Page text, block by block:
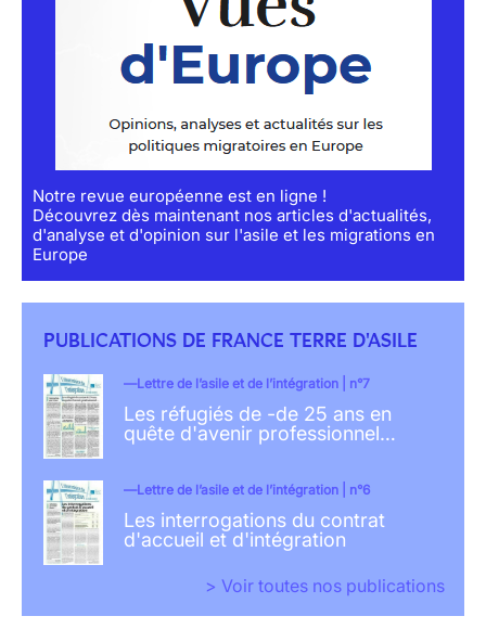
Notre revue européenne est en ligne !
Découvrez dès maintenant nos articles d'actualités,
d'analyse et d'opinion sur l'asile et les migrations en
Europe
PUBLICATIONS DE FRANCE TERRE D'ASILE
Lettre de l’asile et de l’intégration | n°7
Les réfugiés de -de 25 ans en
quête d'avenir professionnel…
Lettre de l’asile et de l’intégration | n°6
Les interrogations du contrat
d'accueil et d'intégration
> Voir toutes nos publications